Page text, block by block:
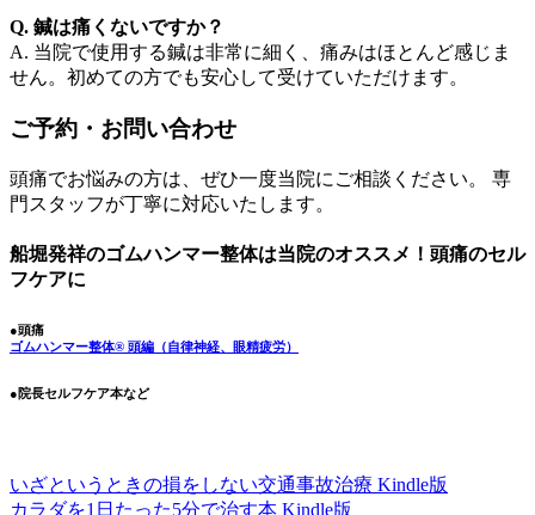
Q. 鍼は痛くないですか？
A. 当院で使用する鍼は非常に細く、痛みはほとんど感じま
せん。初めての方でも安心して受けていただけます。
ご予約・お問い合わせ
頭痛でお悩みの方は、ぜひ一度当院にご相談ください。 専
門スタッフが丁寧に対応いたします。
船堀発祥のゴムハンマー整体は当院のオススメ！頭痛のセル
フケアに
●頭痛
ゴムハンマー整体®︎ 頭編（自律神経、眼精疲労）
●院長セルフケア本など
いざというときの損をしない交通事故治療 Kindle版
カラダを1日たった5分で治す本 Kindle版